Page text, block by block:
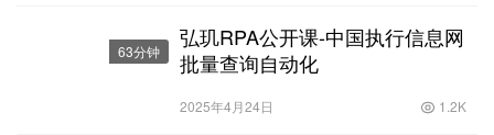
63分钟
弘玑RPA公开课-中国执行信息网
批量查询自动化
2025年4月24日 1.2K